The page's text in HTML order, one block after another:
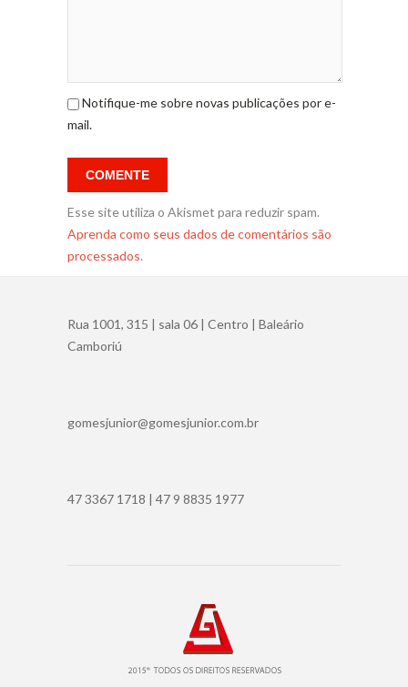
Notifique-me sobre novas publicações por e-
mail.
Esse site utiliza o Akismet para reduzir spam.
Aprenda como seus dados de comentários são
processados.
Rua 1001, 315 | sala 06 | Centro | Baleário
Camboriú
gomesjunior@gomesjunior.com.br
47 3367 1718 | 47 9 8835 1977